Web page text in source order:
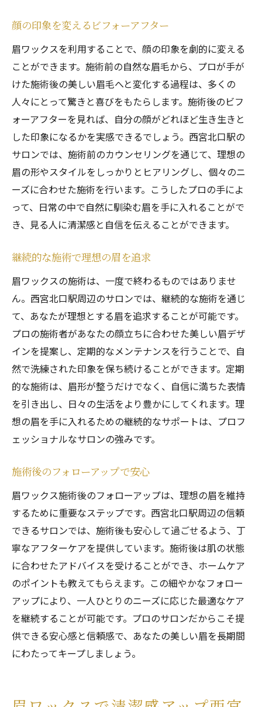
顔の印象を変えるビフォーアフター
眉ワックスを利用することで、顔の印象を劇的に変える
ことができます。施術前の自然な眉毛から、プロが手が
けた施術後の美しい眉毛へと変化する過程は、多くの
人々にとって驚きと喜びをもたらします。施術後のビフ
ォーアフターを見れば、自分の顔がどれほど生き生きと
した印象になるかを実感できるでしょう。西宮北口駅の
サロンでは、施術前のカウンセリングを通じて、理想の
眉の形やスタイルをしっかりとヒアリングし、個々のニ
ーズに合わせた施術を行います。こうしたプロの手によ
って、日常の中で自然に馴染む眉を手に入れることがで
き、見る人に清潔感と自信を伝えることができます。
継続的な施術で理想の眉を追求
眉ワックスの施術は、一度で終わるものではありませ
ん。西宮北口駅周辺のサロンでは、継続的な施術を通じ
て、あなたが理想とする眉を追求することが可能です。
プロの施術者があなたの顔立ちに合わせた美しい眉デザ
インを提案し、定期的なメンテナンスを行うことで、自
然で洗練された印象を保ち続けることができます。定期
的な施術は、眉形が整うだけでなく、自信に満ちた表情
を引き出し、日々の生活をより豊かにしてくれます。理
想の眉を手に入れるための継続的なサポートは、プロフ
ェッショナルなサロンの強みです。
施術後のフォローアップで安心
眉ワックス施術後のフォローアップは、理想の眉を維持
するために重要なステップです。西宮北口駅周辺の信頼
できるサロンでは、施術後も安心して過ごせるよう、丁
寧なアフターケアを提供しています。施術後は肌の状態
に合わせたアドバイスを受けることができ、ホームケア
のポイントも教えてもらえます。この細やかなフォロー
アップにより、一人ひとりのニーズに応じた最適なケア
を継続することが可能です。プロのサロンだからこそ提
供できる安心感と信頼感で、あなたの美しい眉を長期間
にわたってキープしましょう。